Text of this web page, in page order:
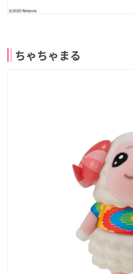
ちゃちゃまる